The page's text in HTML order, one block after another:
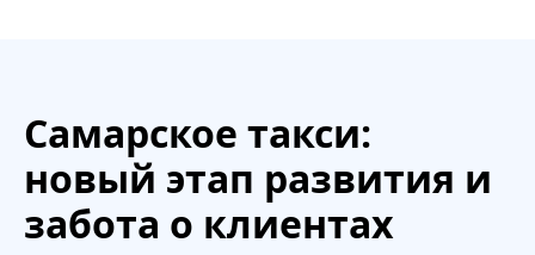
Самарское такси:
новый этап развития и
забота о клиентах